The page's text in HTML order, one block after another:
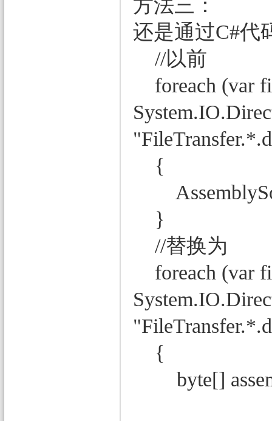
方法三：
还是通过C#代
//以前
foreach (var
{
}
//替换为
foreach (var
{
byte[]